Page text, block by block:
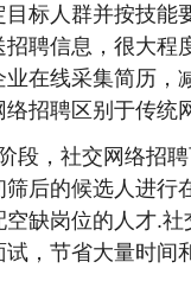
目标人群并按技能
招聘信息，很大程
业在线采集简历，
络招聘区别于传统
段，社交网络招
筛后的候选人进行
空缺岗位的人才.
试，节省大量时间